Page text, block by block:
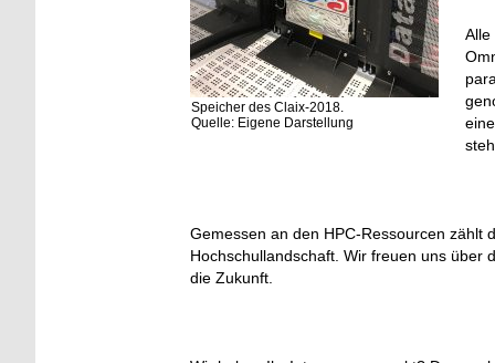
Speicher des Claix-2018.
Quelle: Eigene Darstellung
Alle
Gemessen an den HPC-Ressourcen zählt
Hochschullandschaft. Wir freuen uns über
die Zukunft.